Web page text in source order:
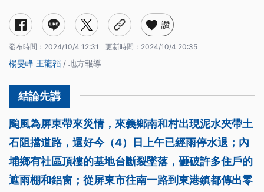
讚
發布時間： 2024/10/4 12:31 更新時間： 2024/10/4 20:35
楊旻峰 王龍韜 / 地方報導
颱風為屏東帶來災情，來義鄉南和村出現泥水夾帶土
石阻擋道路，還好今（4）日上午已經雨停水退；內
埔鄉有社區頂樓的基地台斷裂墜落，砸破許多住戶的
遮雨棚和鋁窗；從屏東市往南一路到東港鎮都傳出零